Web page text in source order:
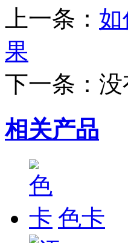
上一条：
果
下一条：没
相关产品
色卡